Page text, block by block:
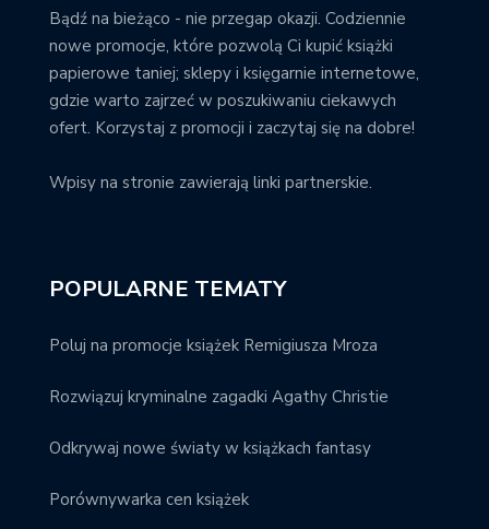
Bądź na bieżąco - nie przegap okazji. Codziennie
nowe promocje, które pozwolą Ci kupić książki
papierowe taniej; sklepy i księgarnie internetowe,
gdzie warto zajrzeć w poszukiwaniu ciekawych
ofert. Korzystaj z promocji i zaczytaj się na dobre!
Wpisy na stronie zawierają linki partnerskie.
POPULARNE TEMATY
Poluj na promocje książek Remigiusza Mroza
Rozwiązuj kryminalne zagadki Agathy Christie
Odkrywaj nowe światy w książkach fantasy
Porównywarka cen książek